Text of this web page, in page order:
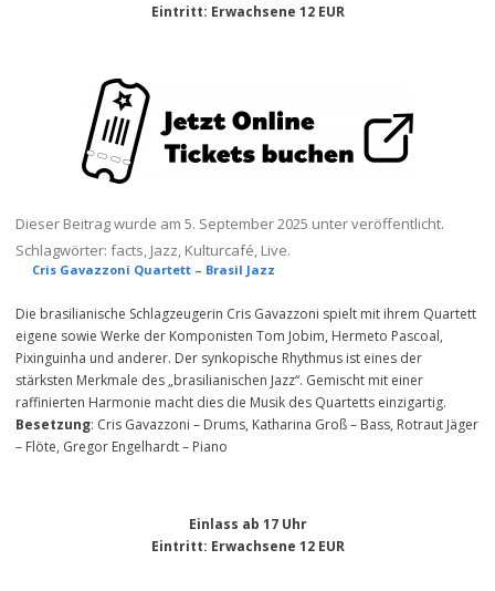
Eintritt: Erwachsene 12 EUR
Dieser Beitrag wurde am 5. September 2025 unter veröffentlicht.
Schlagwörter: facts, Jazz, Kulturcafé, Live.
Cris Gavazzoni Quartett – Brasil Jazz
Die brasilianische Schlagzeugerin Cris Gavazzoni spielt mit ihrem Quartett
eigene sowie Werke der Komponisten Tom Jobim, Hermeto Pascoal,
Pixinguinha und anderer. Der synkopische Rhythmus ist eines der
stärksten Merkmale des „brasilianischen Jazz“. Gemischt mit einer
raffinierten Harmonie macht dies die Musik des Quartetts einzigartig.
Besetzung: Cris Gavazzoni – Drums, Katharina Groß – Bass, Rotraut Jäger
– Flöte, Gregor Engelhardt – Piano
Einlass ab 17 Uhr
Eintritt: Erwachsene 12 EUR